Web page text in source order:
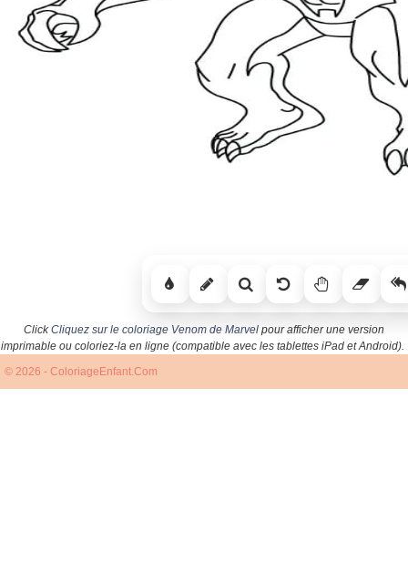
ClickCliquez sur le coloriage Venom de Marvel pour afficher une version
imprimable ou coloriez-la en ligne (compatible avec les tablettes iPad et Android).
© 2026 - ColoriageEnfant.Com